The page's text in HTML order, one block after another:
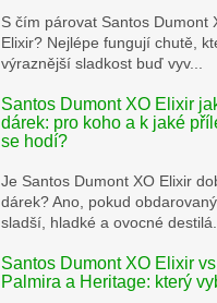
S čím párovat Santos Dumont
Elixir? Nejlépe fungují chutě,
výraznější sladkost buď vyv...
Santos Dumont XO Elixir
dárek: pro koho a k jaké
se hodí?
Je Santos Dumont XO Elixir
dárek? Ano, pokud
sladší, hladké a ovocné destilá...
Santos Dumont XO Elixir
Palmira a Heritage: který